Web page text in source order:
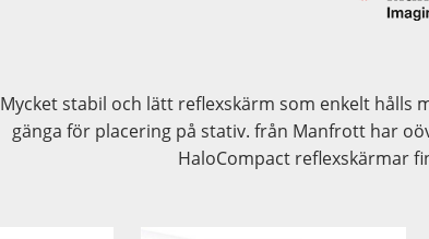
Mycket stabil och lätt reflexskärm som enkelt hålls
gänga för placering på stativ. från Manfrott har
HaloCompact reflexskärmar